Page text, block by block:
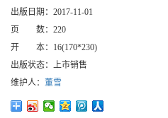
出版日期： 2017-11-01
页 数： 220
开 本： 16(170*230)
出版状态： 上市销售
维护人： 董雪